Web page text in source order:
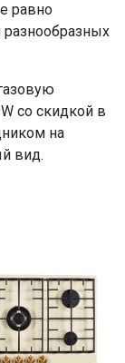
равно
со скидкой в
на
вид.